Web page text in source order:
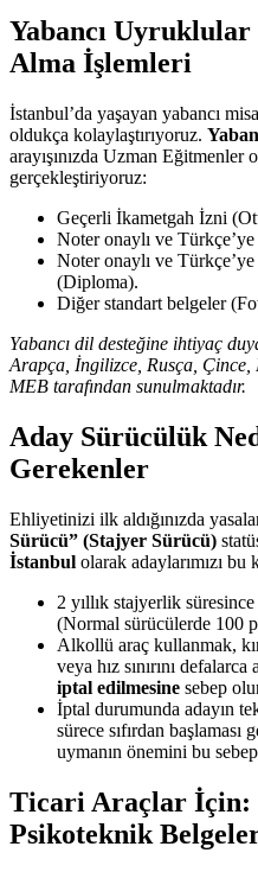
Yabancı
Alma İşlemleri
İstanbul’da yaşayan yabancı
oldukça kolaylaştırıyoruz.
arayışınızda Uzman Eğitmenler
gerçekleştiriyoruz:
Geçerli İkametgah İzni
Noter onaylı ve
Noter onaylı ve
(Diploma).
Diğer standart belgeler
Yabancı dil desteğine ihtiyaç
Arapça, İngilizce, Rusça,
MEB tarafından sunulmaktadır.
Aday Sürücülük
Gerekenler
Ehliyetinizi ilk aldığınızda
Sürücü” (Stajyer Sürücü)
İstanbul olarak adaylarımızı
2 yıllık stajyerlik süresince
(Normal sürücülerde 100
Alkollü araç kullanmak,
veya hız sınırını
iptal edilmesine sebep
İptal durumunda adayın
sürece sıfırdan
uymanın önemini bu
Ticari Araçlar İçin:
Psikoteknik